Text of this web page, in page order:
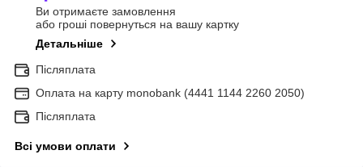
Ви отримаєте замовлення
або гроші повернуться на вашу картку
Детальніше
Післяплата
Оплата на карту monobank (4441 1144 2260 2050)
Післяплата
Всі умови оплати